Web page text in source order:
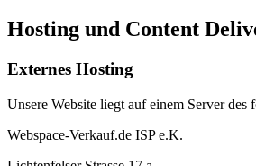
Hosting und Content
Externes Hosting
Unsere Website liegt auf einem Server
Webspace-Verkauf.de ISP e.K.